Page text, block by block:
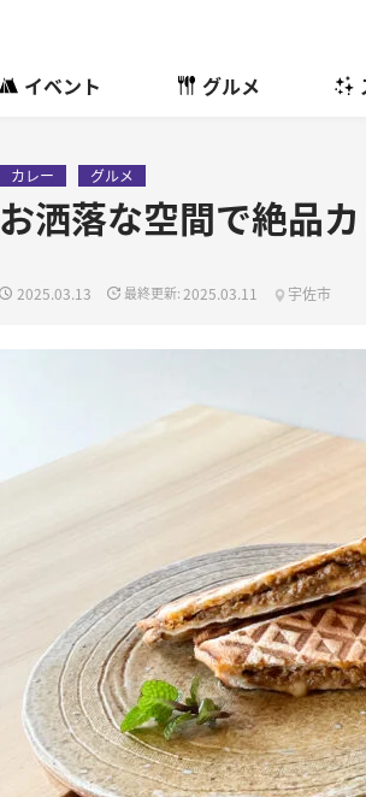
イベント グルメ
カレー グルメ
お洒落な空間で絶品カ
2025.03.13 2025.03.11 宇佐市